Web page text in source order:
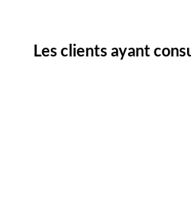
Les clients ayant